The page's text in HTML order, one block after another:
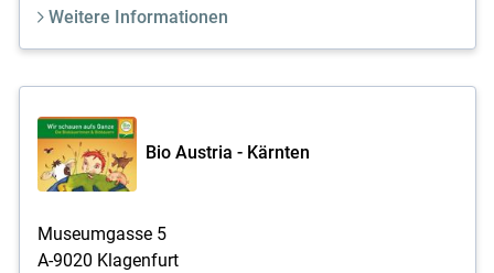
Weitere Informationen
Bio Austria - Kärnten
Museumgasse 5
A-9020 Klagenfurt